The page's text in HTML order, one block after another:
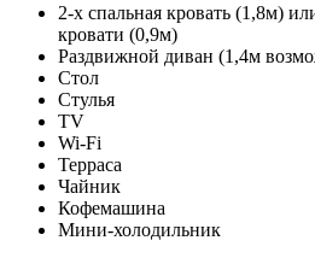
2-х спальная кровать (1,8м)
кровати (0,9м)
Раздвижной диван (1,4м
Стол
Стулья
TV
Wi-Fi
Терраса
Чайник
Кофемашина
Мини-холодильник